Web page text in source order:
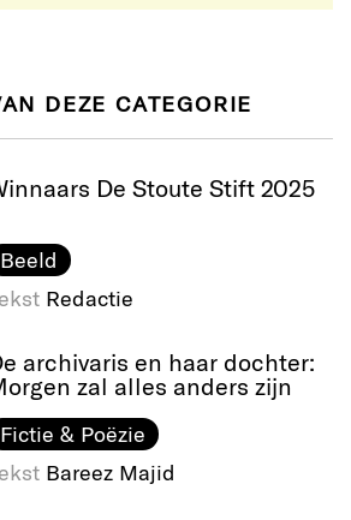
DEZE CATEGORIE
De Stoute Stift 2025
Beeld
Redactie
archivaris en haar dochter:
zal alles anders zijn
Fictie & Poëzie
Bareez Majid